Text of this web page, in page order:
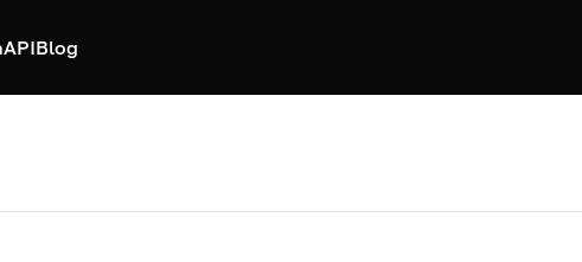
APIBlog